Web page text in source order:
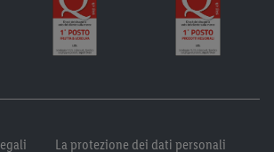
La protezione dei dati personali